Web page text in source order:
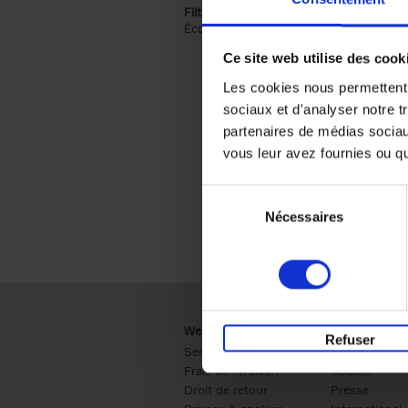
Ce site web utilise des
Les cookies nous
sociaux et d'analyser notre
partenaires de médias
vous leur avez fournies ou
Nécessaires
Refuser
Filtrer sur une catégorie racine
Économie & Management (2)Apply
Webshop
Service clients
Frais de livraison
Droit de retour
Business
Ventes
Société
Presse